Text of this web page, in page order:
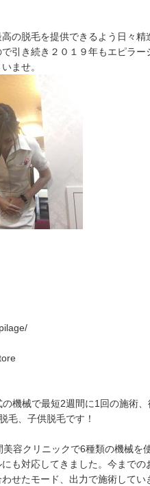
の脱毛を提供できるよう日々精
引き続き２０１９年もエピラー
ませ。
機械で最短2週間に1回の施術
毛、子供脱毛です！
容クリニックで6種類の機械
も対応してきました。今までの
せたモード、出力で施術して